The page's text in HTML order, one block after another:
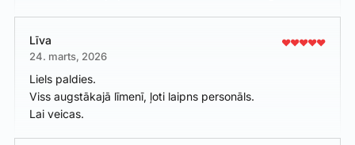
Līva
24. marts, 2026
Liels paldies.
Viss augstākajā līmenī, ļoti laipns personāls.
Lai veicas.